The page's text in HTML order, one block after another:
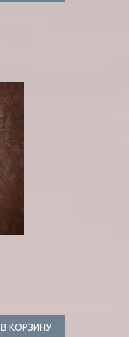
В КОРЗИНУ